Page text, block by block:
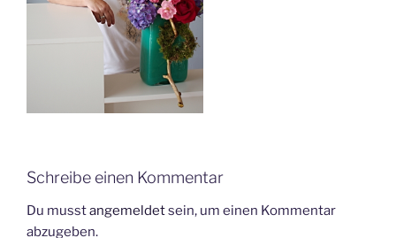
Schreibe einen Kommentar
Du musstangemeldetsein, um einen Kommentar
abzugeben.